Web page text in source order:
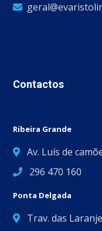
Contactos
Ribeira Grande
Av. Luís de
296 470 160
Ponta Delgada
Trav. das